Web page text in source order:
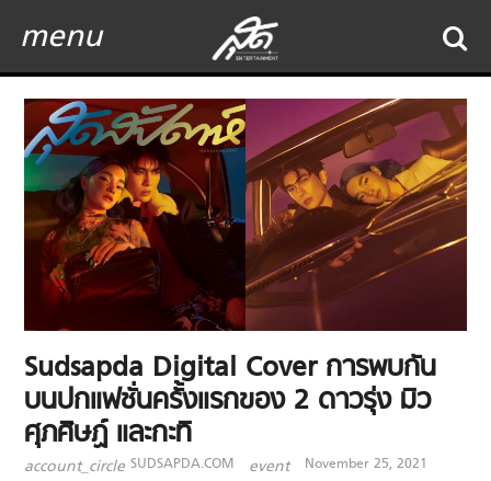
menu
Sudsapda Digital Cover การพบกัน
บนปกแฟชั่นครั้งแรกของ 2 ดาวรุ่ง มิว
ศุภศิษฏ์ และกะทิ
account_circle SUDSAPDA.COM event November 25, 2021